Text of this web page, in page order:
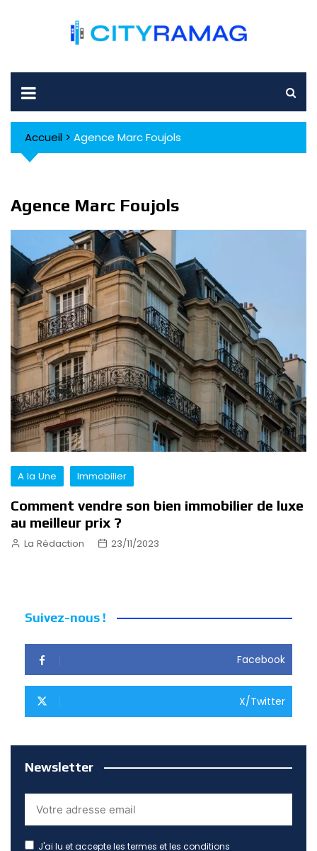
Accueil > Agence Marc Foujols
Agence Marc Foujols
A la Une Immobilier
Comment vendre son bien immobilier de luxe
au meilleur prix ?
La Rédaction 23/11/2023
Suivez-nous !
Facebook
X/Twitter
Newsletter
J'ai lu et accepte les termes et les conditions